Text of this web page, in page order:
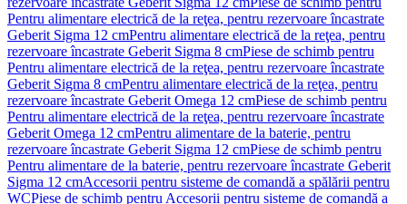
Pentru alimentare electrică de la reţea, pentru rezervoare încastrate
Geberit Sigma 12 cmPentru alimentare electrică de la reţea, pentru
rezervoare încastrate Geberit Sigma 8 cmPiese de schimb pentru
Pentru alimentare electrică de la reţea, pentru rezervoare încastrate
Geberit Sigma 8 cmPentru alimentare electrică de la reţea, pentru
rezervoare încastrate Geberit Omega 12 cmPiese de schimb pentru
Pentru alimentare electrică de la reţea, pentru rezervoare încastrate
Geberit Omega 12 cmPentru alimentare de la baterie, pentru
rezervoare încastrate Geberit Sigma 12 cmPiese de schimb pentru
Pentru alimentare de la baterie, pentru rezervoare încastrate Geberit
Sigma 12 cmAccesorii pentru sisteme de comandă a spălării pentru
WCPiese de schimb pentru Accesorii pentru sisteme de comandă a